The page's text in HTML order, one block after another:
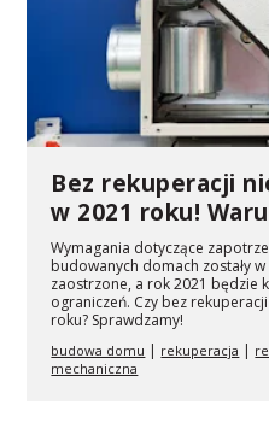
Bez rekuperacji
w 2021 roku!
Wymagania dotyczące
budowanych domach zostały
zaostrzone, a rok 2021 będzie
ograniczeń. Czy bez
roku? Sprawdzamy!
budowa domu | rekuperacja |
mechaniczna